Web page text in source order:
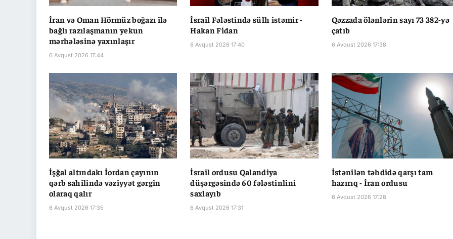
İran və Oman Hörmüz boğazı ilə
bağlı razılaşmanın yekun
mərhələsinə yaxınlaşır
6 Avqust 2026 17:44
İsrail Fələstində sülh istəmir -
Hakan Fidan
6 Avqust 2026 17:40
Qəzzada ölənlərin sayı 73 382-yə
çatıb
6 Avqust 2026 17:38
İşğal altındakı İordan çayının
qərb sahilində vəziyyət gərgin
olaraq qalır
6 Avqust 2026 17:35
İsrail ordusu Qalandiya
düşərgəsində 60 fələstinlini
saxlayıb
6 Avqust 2026 17:31
İstənilən təhdidə qarşı tam
hazırıq - İran ordusu
6 Avqust 2026 17:28